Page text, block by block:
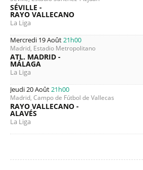
SÉVILLE -
RAYO VALLECANO
La Liga
Mercredi 19 Août21h00
Madrid, Estadio Metropolitano
ATL. MADRID -
MÁLAGA
La Liga
Jeudi 20 Août21h00
Madrid, Campo de Fútbol de Vallecas
RAYO VALLECANO -
ALAVÉS
La Liga